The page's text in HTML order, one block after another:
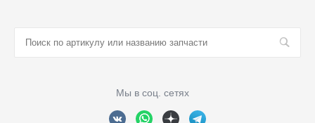
Мы в соц. сетях